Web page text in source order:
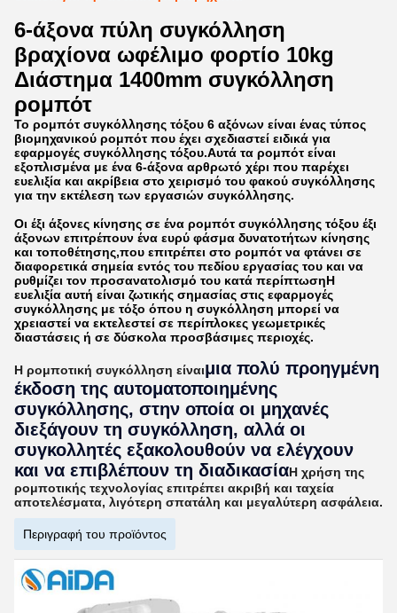
6-άξονα πύλη συγκόλληση
βραχίονα ωφέλιμο φορτίο 10kg
Διάστημα 1400mm συγκόλληση
ρομπότ
Το ρομπότ συγκόλλησης τόξου 6 αξόνων είναι ένας τύπος
βιομηχανικού ρομπότ που έχει σχεδιαστεί ειδικά για
εφαρμογές συγκόλλησης τόξου.Αυτά τα ρομπότ είναι
εξοπλισμένα με ένα 6-άξονα αρθρωτό χέρι που παρέχει
ευελιξία και ακρίβεια στο χειρισμό του φακού συγκόλλησης
για την εκτέλεση των εργασιών συγκόλλησης.
Οι έξι άξονες κίνησης σε ένα ρομπότ συγκόλλησης τόξου έξι
άξονων επιτρέπουν ένα ευρύ φάσμα δυνατοτήτων κίνησης
και τοποθέτησης,που επιτρέπει στο ρομπότ να φτάνει σε
διαφορετικά σημεία εντός του πεδίου εργασίας του και να
ρυθμίζει τον προσανατολισμό του κατά περίπτωσηΗ
ευελιξία αυτή είναι ζωτικής σημασίας στις εφαρμογές
συγκόλλησης με τόξο όπου η συγκόλληση μπορεί να
χρειαστεί να εκτελεστεί σε περίπλοκες γεωμετρικές
διαστάσεις ή σε δύσκολα προσβάσιμες περιοχές.
Η ρομποτική συγκόλληση είναιμια πολύ προηγμένη
έκδοση της αυτοματοποιημένης
συγκόλλησης, στην οποία οι μηχανές
διεξάγουν τη συγκόλληση, αλλά οι
συγκολλητές εξακολουθούν να ελέγχουν
και να επιβλέπουν τη διαδικασίαΗ χρήση της
ρομποτικής τεχνολογίας επιτρέπει ακριβή και ταχεία
αποτελέσματα, λιγότερη σπατάλη και μεγαλύτερη ασφάλεια.
Περιγραφή του προϊόντος